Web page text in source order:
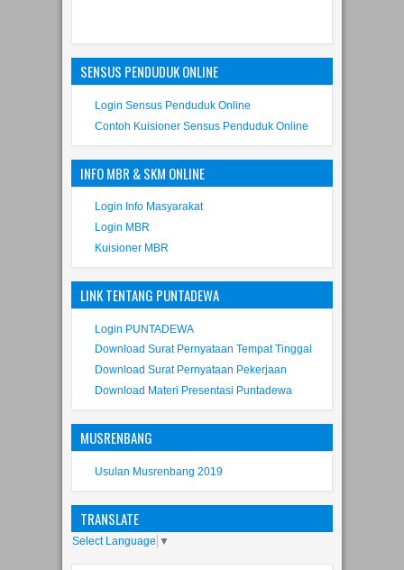
SENSUS PENDUDUK ONLINE
Login Sensus Penduduk Online
Contoh Kuisioner Sensus Penduduk Online
INFO MBR & SKM ONLINE
Login Info Masyarakat
Login MBR
Kuisioner MBR
LINK TENTANG PUNTADEWA
Login PUNTADEWA
Download Surat Pernyataan Tempat Tinggal
Download Surat Pernyataan Pekerjaan
Download Materi Presentasi Puntadewa
MUSRENBANG
Usulan Musrenbang 2019
TRANSLATE
Select Language ▼